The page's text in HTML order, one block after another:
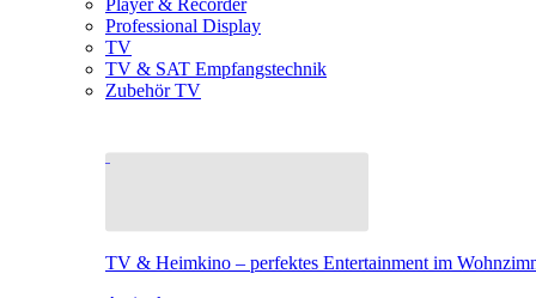
Player & Recorder
Professional Display
TV
TV & SAT Empfangstechnik
Zubehör TV
TV & Heimkino – perfektes Entertainment im